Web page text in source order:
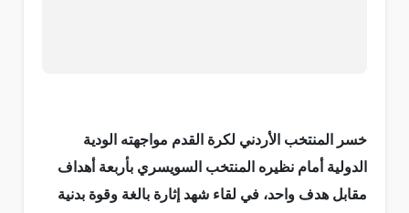
خسر المنتخب الأردني لكرة القدم مواجهته الودية
الدولية أمام نظيره المنتخب السويسري بأربعة أهداف
مقابل هدف واحد، في لقاء شهد إثارة بالغة وقوة بدنية